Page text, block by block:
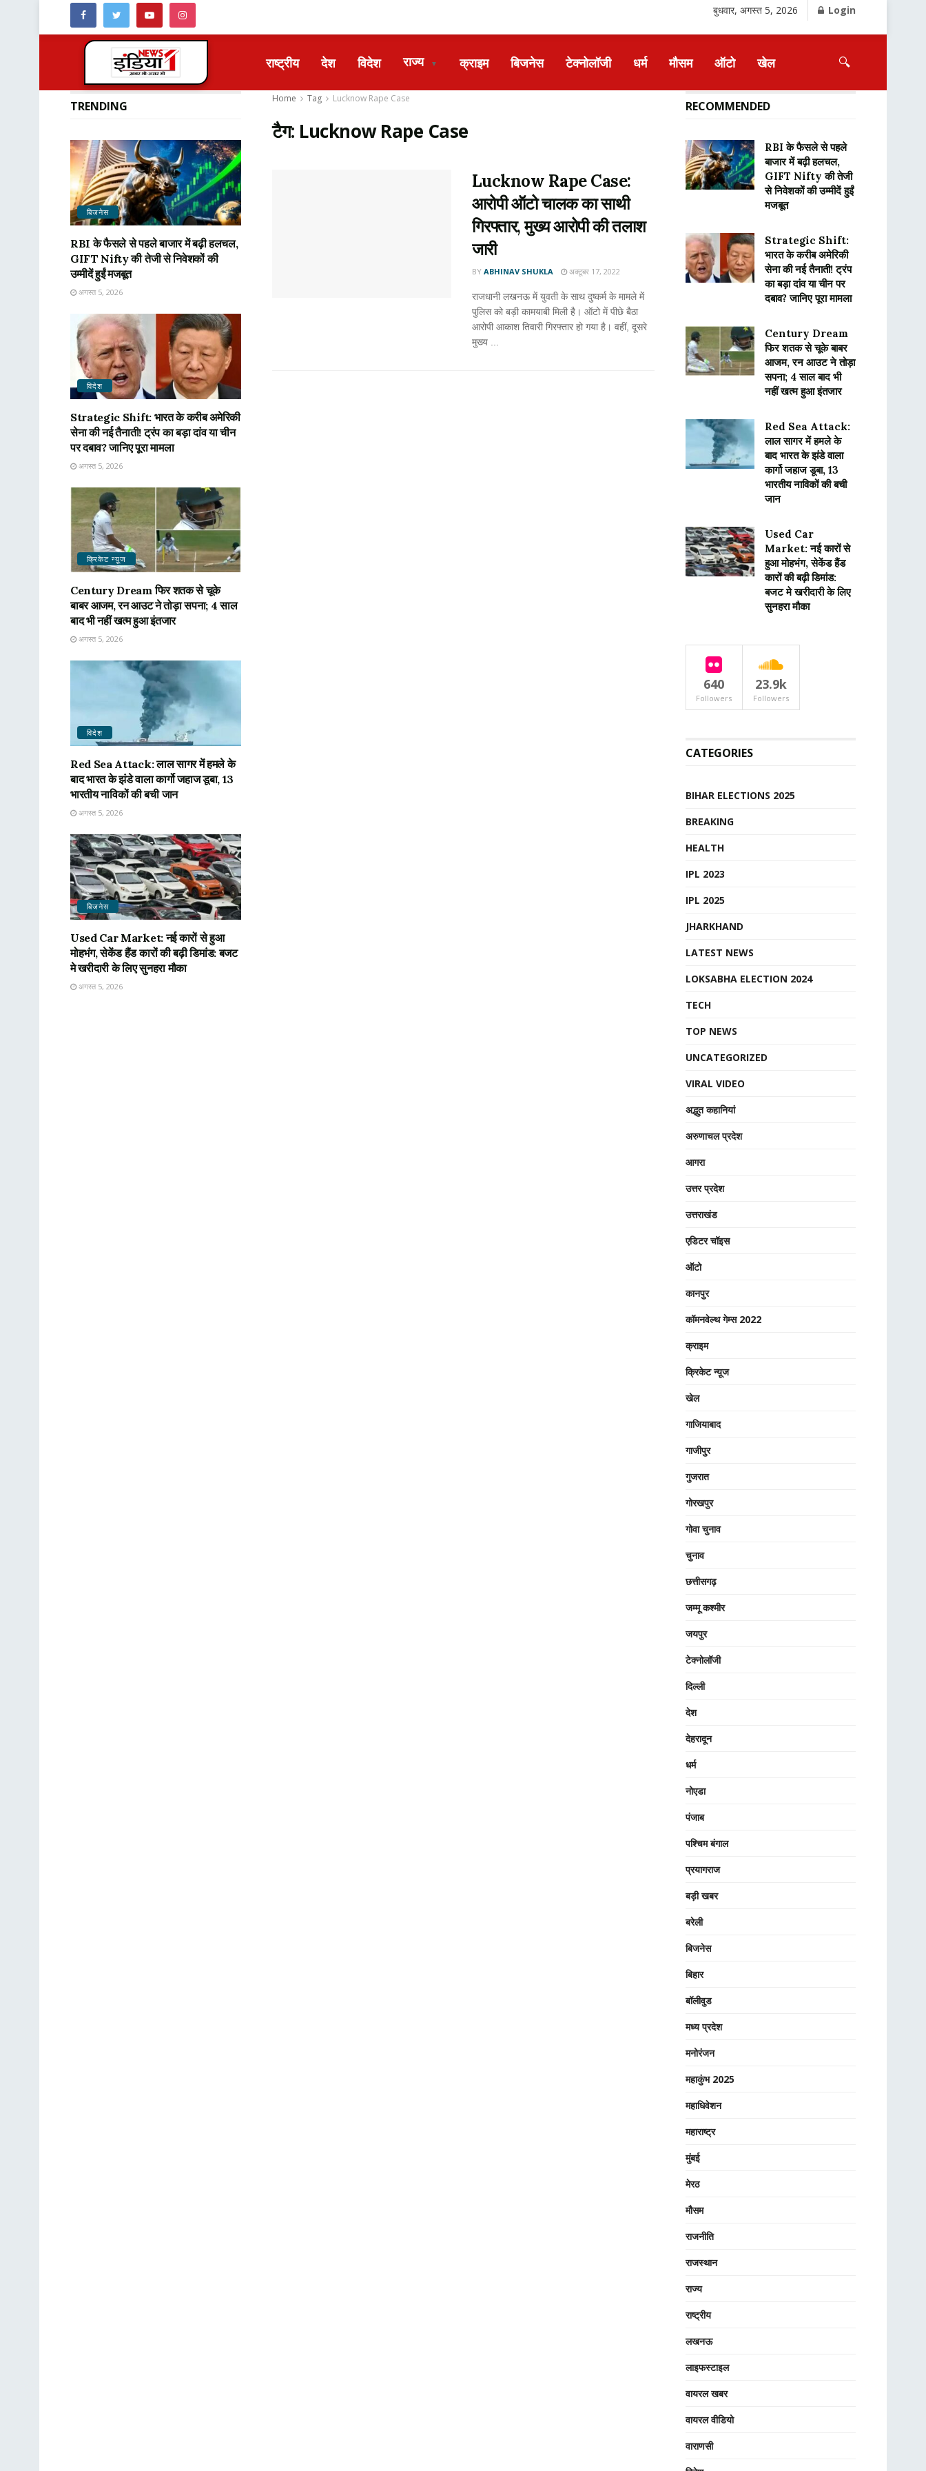
बुधवार, अगस्त 5, 2026 Login
राष्ट्रीय देश विदेश राज्य ▼ क्राइम बिजनेस टेक्नोलॉजी धर्म मौसम ऑटो खेल 🔍
Home Tag Lucknow Rape Case
टैग: Lucknow Rape Case
Lucknow Rape Case:
आरोपी ऑटो चालक का साथी
गिरफ्तार, मुख्य आरोपी की तलाश
जारी
BY ABHINAV SHUKLA अक्टूबर 17, 2022
राजधानी लखनऊ में युवती के साथ दुष्कर्म के मामले में
पुलिस को बड़ी कामयाबी मिली है। ऑटो में पीछे बैठा
आरोपी आकाश तिवारी गिरफ्तार हो गया है। वहीं, दूसरे
मुख्य ...
TRENDING
बिजनेस
RBI के फैसले से पहले बाजार में बढ़ी हलचल,
GIFT Nifty की तेजी से निवेशकों की
उम्मीदें हुईं मजबूत
अगस्त 5, 2026
विदेश
Strategic Shift: भारत के करीब अमेरिकी
सेना की नई तैनाती! ट्रंप का बड़ा दांव या चीन
पर दबाव? जानिए पूरा मामला
अगस्त 5, 2026
क्रिकेट न्यू़ज
Century Dream फिर शतक से चूके
बाबर आजम, रन आउट ने तोड़ा सपना; 4 साल
बाद भी नहीं खत्म हुआ इंतजार
अगस्त 5, 2026
विदेश
Red Sea Attack: लाल सागर में हमले के
बाद भारत के झंडे वाला कार्गो जहाज डूबा, 13
भारतीय नाविकों की बची जान
अगस्त 5, 2026
बिजनेस
Used Car Market: नई कारों से हुआ
मोहभंग, सेकेंड हैंड कारों की बढ़ी डिमांड: बजट
मे खरीदारी के लिए सुनहरा मौका
अगस्त 5, 2026
RECOMMENDED
RBI के फैसले से पहले
बाजार में बढ़ी हलचल,
GIFT Nifty की तेजी
से निवेशकों की उम्मीदें हुईं
मजबूत
Strategic Shift:
भारत के करीब अमेरिकी
सेना की नई तैनाती! ट्रंप
का बड़ा दांव या चीन पर
दबाव? जानिए पूरा मामला
Century Dream
फिर शतक से चूके बाबर
आजम, रन आउट ने तोड़ा
सपना; 4 साल बाद भी
नहीं खत्म हुआ इंतजार
Red Sea Attack:
लाल सागर में हमले के
बाद भारत के झंडे वाला
कार्गो जहाज डूबा, 13
भारतीय नाविकों की बची
जान
Used Car
Market: नई कारों से
हुआ मोहभंग, सेकेंड हैंड
कारों की बढ़ी डिमांड:
बजट मे खरीदारी के लिए
सुनहरा मौका
640
Followers
23.9k
Followers
CATEGORIES
BIHAR ELECTIONS 2025
BREAKING
HEALTH
IPL 2023
IPL 2025
JHARKHAND
LATEST NEWS
LOKSABHA ELECTION 2024
TECH
TOP NEWS
UNCATEGORIZED
VIRAL VIDEO
अद्भुत कहानियां
अरुणाचल प्रदेश
आगरा
उत्तर प्रदेश
उत्तराखंड
एडिटर चॉइस
ऑटो
कानपुर
कॉमनवेल्थ गेम्स 2022
क्राइम
क्रिकेट न्यू़ज
खेल
गाजियाबाद
गाजीपुर
गुजरात
गोरखपुर
गोवा चुनाव
चुनाव
छत्तीसगढ़
जम्मू कश्मीर
जयपुर
टेक्नोलॉजी
दिल्ली
देश
देहरादून
धर्म
नोएडा
पंजाब
पश्चिम बंगाल
प्रयागराज
बड़ी खबर
बरेली
बिजनेस
बिहार
बॉलीवुड
मध्य प्रदेश
मनोरंजन
महाकुंभ 2025
महाधिवेशन
महाराष्ट्र
मुंबई
मेरठ
मौसम
राजनीति
राजस्थान
राज्य
राष्ट्रीय
लखनऊ
लाइफस्टाइल
वायरल खबर
वायरल वीडियो
वाराणसी